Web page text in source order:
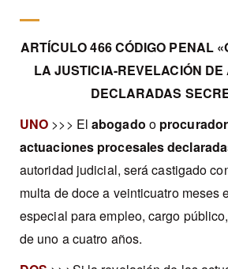
ARTÍCULO 466 CÓDIGO PENAL
LA JUSTICIA-REVELACIÓN DE
DECLARADAS
UNO >>> Elabogado o procurador
actuaciones procesales
autoridad judicial, será castigado
multa de doce a veinticuatro meses
especial para empleo, cargo
de uno a cuatro años.